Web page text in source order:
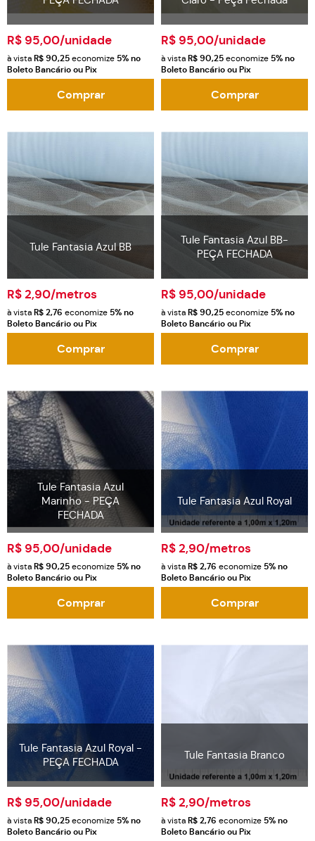
R$ 95,00/unidade
à vista R$ 90,25 economize 5%no
Boleto Bancário ou Pix
Comprar
R$ 95,00/unidade
à vista R$ 90,25 economize 5%no
Boleto Bancário ou Pix
Comprar
Tule Fantasia Azul BB
R$ 2,90/metros
à vista R$ 2,76 economize 5%no
Boleto Bancário ou Pix
Comprar
Tule Fantasia Azul BB-
PEÇA FECHADA
R$ 95,00/unidade
à vista R$ 90,25 economize 5%no
Boleto Bancário ou Pix
Comprar
Tule Fantasia Azul
Marinho - PEÇA
FECHADA
R$ 95,00/unidade
à vista R$ 90,25 economize 5%no
Boleto Bancário ou Pix
Comprar
Tule Fantasia Azul Royal
R$ 2,90/metros
à vista R$ 2,76 economize 5%no
Boleto Bancário ou Pix
Comprar
Tule Fantasia Azul Royal -
PEÇA FECHADA
R$ 95,00/unidade
à vista R$ 90,25 economize 5%no
Boleto Bancário ou Pix
Tule Fantasia Branco
R$ 2,90/metros
à vista R$ 2,76 economize 5%no
Boleto Bancário ou Pix